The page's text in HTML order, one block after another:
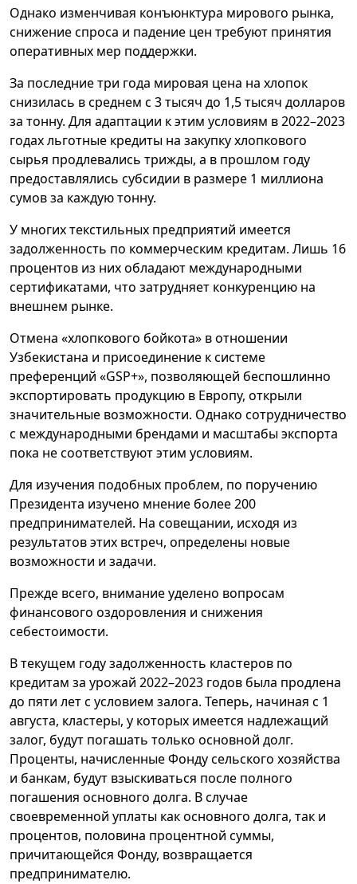
Однако изменчивая конъюнктура мирового рынка,
снижение спроса и падение цен требуют принятия
оперативных мер поддержки.
За последние три года мировая цена на хлопок
снизилась в среднем с 3 тысяч до 1,5 тысяч долларов
за тонну. Для адаптации к этим условиям в 2022–2023
годах льготные кредиты на закупку хлопкового
сырья продлевались трижды, а в прошлом году
предоставлялись субсидии в размере 1 миллиона
сумов за каждую тонну.
У многих текстильных предприятий имеется
задолженность по коммерческим кредитам. Лишь 16
процентов из них обладают международными
сертификатами, что затрудняет конкуренцию на
внешнем рынке.
Отмена «хлопкового бойкота» в отношении
Узбекистана и присоединение к системе
преференций «GSP+», позволяющей беспошлинно
экспортировать продукцию в Европу, открыли
значительные возможности. Однако сотрудничество
с международными брендами и масштабы экспорта
пока не соответствуют этим условиям.
Для изучения подобных проблем, по поручению
Президента изучено мнение более 200
предпринимателей. На совещании, исходя из
результатов этих встреч, определены новые
возможности и задачи.
Прежде всего, внимание уделено вопросам
финансового оздоровления и снижения
себестоимости.
В текущем году задолженность кластеров по
кредитам за урожай 2022–2023 годов была продлена
до пяти лет с условием залога. Теперь, начиная с 1
августа, кластеры, у которых имеется надлежащий
залог, будут погашать только основной долг.
Проценты, начисленные Фонду сельского хозяйства
и банкам, будут взыскиваться после полного
погашения основного долга. В случае
своевременной уплаты как основного долга, так и
процентов, половина процентной суммы,
причитающейся Фонду, возвращается
предпринимателю.